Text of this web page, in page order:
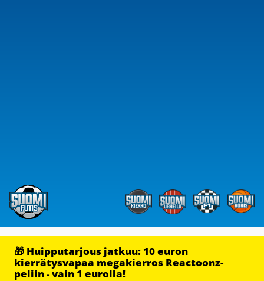
🎁 Huipputarjous jatkuu: 10 euron
kierrätysvapaa megakierros Reactoonz-
peliin - vain 1 eurolla!